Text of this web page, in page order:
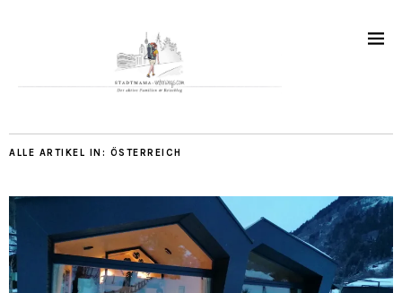
ALLE ARTIKEL IN: ÖSTERREICH